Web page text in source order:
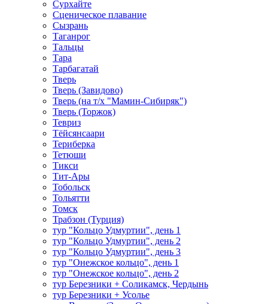
Сурхайте
Сценическое плавание
Сызрань
Таганрог
Тальцы
Тара
Тарбагатай
Тверь
Тверь (Завидово)
Тверь (на т/х "Мамин-Сибиряк")
Тверь (Торжок)
Тевриз
Тёйсянсаари
Териберка
Тетюши
Тикси
Тит-Ары
Тобольск
Тольятти
Томск
Трабзон (Турция)
тур "Кольцо Удмуртии", день 1
тур "Кольцо Удмуртии", день 2
тур "Кольцо Удмуртии", день 3
тур "Онежское кольцо", день 1
тур "Онежское кольцо", день 2
тур Березники + Соликамск, Чердынь
тур Березники + Усолье